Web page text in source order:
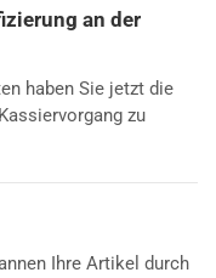
an der
haben Sie jetzt die
zu
Ihre Artikel durch